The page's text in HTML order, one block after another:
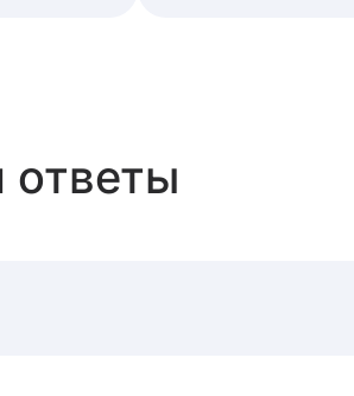
ответы